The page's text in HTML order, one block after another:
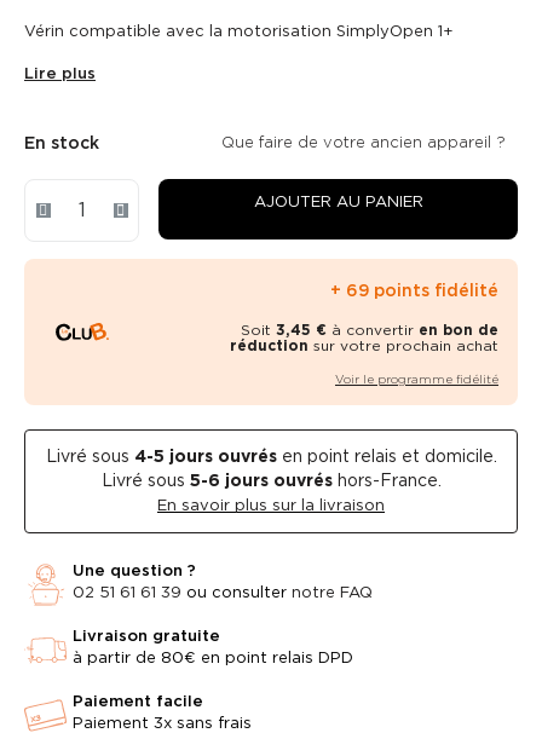
Vérin compatible avec la motorisation SimplyOpen 1+
Lire plus
En stock Que faire de votre ancien appareil ?
AJOUTER AU PANIER
+ 69 points fidélité
Soit 3,45 € à convertir en bon de
réduction sur votre prochain achat
Voir le programme fidélité
Livré sous 4-5 jours ouvrésen point relais et domicile.
Livré sous 5-6 jours ouvréshors-France.
En savoir plus sur la livraison
Une question ?
02 51 61 61 39 ou consulter notre FAQ
Livraison gratuite
à partir de 80€ en point relais DPD
Paiement facile
Paiement 3x sans frais